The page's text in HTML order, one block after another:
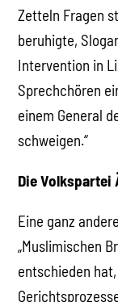
Zetteln Fragen
beruhigte,
Intervention in
Sprechchören
einem General
schweigen.“
Die Volkspartei
Eine ganz
„Muslimischen
entschieden